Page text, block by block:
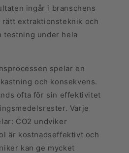
ingår i branschens
rätt extraktionsteknik och
testning under hela
spelar en
och konsekvens.
ofta för sin effektivitet
Varje
CO2 undviker
är kostnadseffektivt och
kan ge mycket